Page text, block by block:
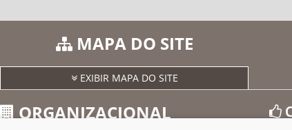
MAPA DO SITE
EXIBIR MAPA DO SITE
ORGANIZACIONAL